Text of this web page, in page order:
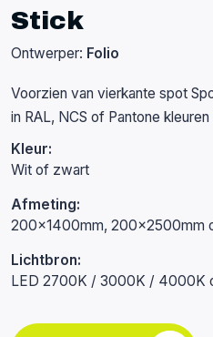
Stick
Ontwerper: Folio
Voorzien van vierkante spot
in RAL, NCS of Pantone
Kleur:
Wit of zwart
Afmeting:
200x1400mm, 200x2500mm
Lichtbron:
LED 2700K / 3000K / 4000K